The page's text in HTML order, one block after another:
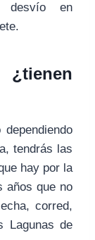
desvío en
tendrás las
hay por la
años que no
corred,
Lagunas de